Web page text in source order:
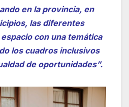
en la provincia, en
las diferentes
con una temática
los cuadros inclusivos
de oportunidades”.